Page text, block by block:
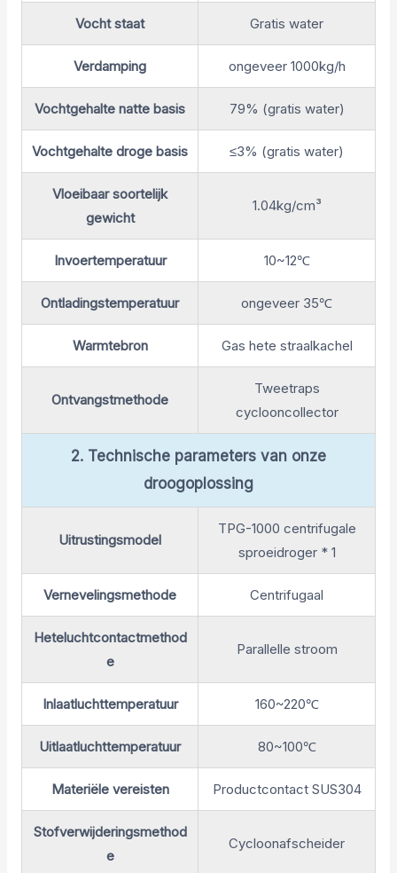
Vocht staat Gratis water
Verdamping ongeveer 1000kg/h
Vochtgehalte natte basis 79% (gratis water)
Vochtgehalte droge basis ≤3% (gratis water)
Vloeibaar soortelijk
gewicht
1.04kg/cm³
Invoertemperatuur 10~12℃
Ontladingstemperatuur ongeveer 35℃
Warmtebron Gas hete straalkachel
Ontvangstmethode
Tweetraps
cyclooncollector
2. Technische parameters van onze
droogoplossing
Uitrustingsmodel
TPG-1000 centrifugale
sproeidroger * 1
Vernevelingsmethode Centrifugaal
Heteluchtcontactmethod
e
Parallelle stroom
Inlaatluchttemperatuur 160~220℃
Uitlaatluchttemperatuur 80~100℃
Materiële vereisten Productcontact SUS304
Stofverwijderingsmethod
e
Cycloonafscheider